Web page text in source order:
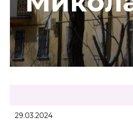
29.03.2024